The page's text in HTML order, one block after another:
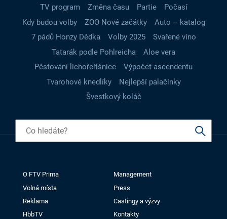
TV program
Změna času Partie
Počasí
Kdy budou volby
ZOO Nové začátky
Auto – katalog
7 pádů Honzy Dědka
Volby 2025
Svařené víno
Tatarák podle Pohlreicha
Aloe vera
Pěstování lichořeřišnice
Výpočet ascendentu
Tvarohové knedlíky
Nejlepší palačinky
Švestkový koláč
O FTV Prima
Management
Volná místa
Press
Reklama
Castingy a výzvy
HbbTV
Kontakty